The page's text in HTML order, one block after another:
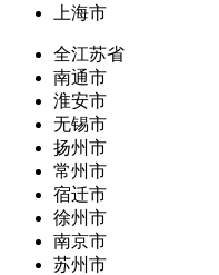
上海市
全江苏省
南通市
淮安市
无锡市
扬州市
常州市
宿迁市
徐州市
南京市
苏州市